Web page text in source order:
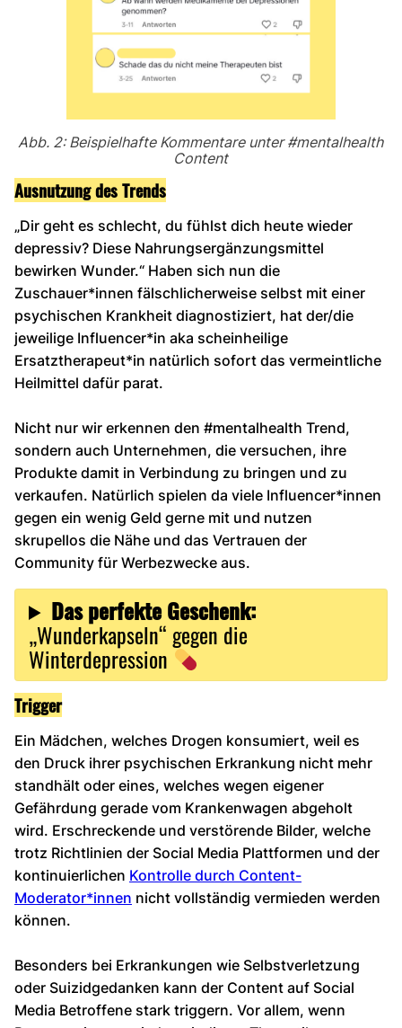
Abb. 2: Beispielhafte Kommentare unter #mentalhealth
Content
Ausnutzung des Trends
„Dir geht es schlecht, du fühlst dich heute wieder
depressiv? Diese Nahrungsergänzungsmittel
bewirken Wunder.“ Haben sich nun die
Zuschauer*innen fälschlicherweise selbst mit einer
psychischen Krankheit diagnostiziert, hat der/die
jeweilige Influencer*in aka scheinheilige
Ersatztherapeut*in natürlich sofort das vermeintliche
Heilmittel dafür parat.
Nicht nur wir erkennen den #mentalhealth Trend,
sondern auch Unternehmen, die versuchen, ihre
Produkte damit in Verbindung zu bringen und zu
verkaufen. Natürlich spielen da viele Influencer*innen
gegen ein wenig Geld gerne mit und nutzen
skrupellos die Nähe und das Vertrauen der
Community für Werbezwecke aus.
Das perfekte Geschenk:
„Wunderkapseln“ gegen die
Winterdepression
Trigger
Ein Mädchen, welches Drogen konsumiert, weil es
den Druck ihrer psychischen Erkrankung nicht mehr
standhält oder eines, welches wegen eigener
Gefährdung gerade vom Krankenwagen abgeholt
wird. Erschreckende und verstörende Bilder, welche
trotz Richtlinien der Social Media Plattformen und der
kontinuierlichen Kontrolle durch Content-
Moderator*innen nicht vollständig vermieden werden
können.
Besonders bei Erkrankungen wie Selbstverletzung
oder Suizidgedanken kann der Content auf Social
Media Betroffene stark triggern. Vor allem, wenn